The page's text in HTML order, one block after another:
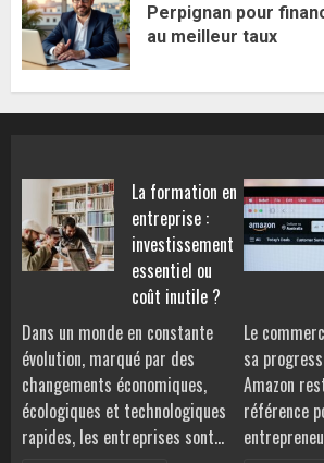
Perpignan pour
au meilleur taux
La formation en
entreprise :
investissement
essentiel ou
coût inutile ?
Dans un monde en constante
évolution, marqué par des
changements économiques,
écologiques et technologiques
rapides, les entreprises sont…
Le
sa
Amazon
référence